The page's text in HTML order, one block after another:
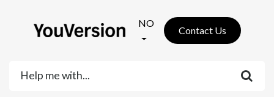
NO
Contact Us